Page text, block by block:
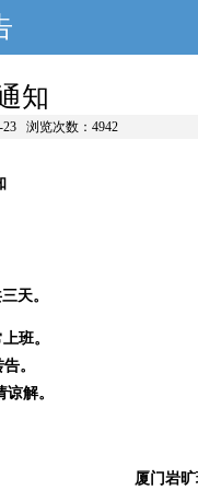
知
23 浏览次数：4942
天。
班。
。
谅解。
厦门岩